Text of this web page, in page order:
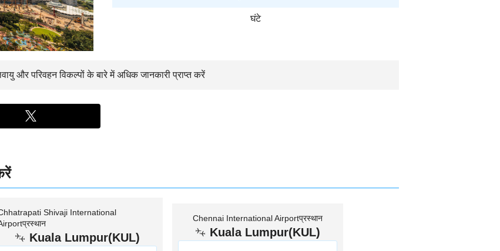
घंटे
और परिवहन विकल्पों के बारे में अधिक जानकारी प्राप्त करें
Shivaji International
Kuala Lumpur(KUL)
Chennai International Airportप्रस्थान
Kuala Lumpur(KUL)